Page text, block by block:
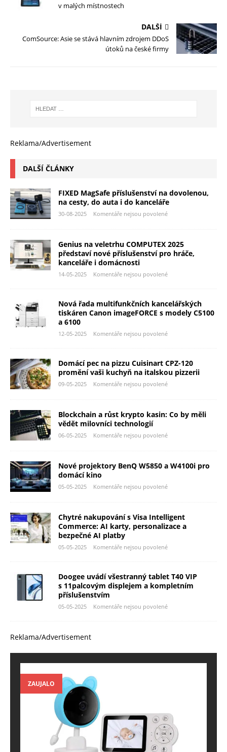
v malých místnostech
DALŠÍ
ComSource: Asie se stává hlavním zdrojem DDoS
útoků na české firmy
Reklama/Advertisement
DALŠÍ ČLÁNKY
FIXED MagSafe příslušenství na dovolenou,
na cesty, do auta i do kanceláře
30-08-2025 Komentáře nejsou povolené
Genius na veletrhu COMPUTEX 2025
představí nové příslušenství pro hráče,
kanceláře i domácnosti
14-05-2025 Komentáře nejsou povolené
Nová řada multifunkčních kancelářských
tiskáren Canon imageFORCE s modely C5100
a 6100
12-05-2025 Komentáře nejsou povolené
Domácí pec na pizzu Cuisinart CPZ-120
promění vaši kuchyň na italskou pizzerii
09-05-2025 Komentáře nejsou povolené
Blockchain a růst krypto kasin: Co by měli
vědět milovníci technologií
06-05-2025 Komentáře nejsou povolené
Nové projektory BenQ W5850 a W4100i pro
domácí kino
05-05-2025 Komentáře nejsou povolené
Chytré nakupování s Visa Intelligent
Commerce: AI karty, personalizace a
bezpečné AI platby
05-05-2025 Komentáře nejsou povolené
Doogee uvádí všestranný tablet T40 VIP
s 11palcovým displejem a kompletním
příslušenstvím
05-05-2025 Komentáře nejsou povolené
Reklama/Advertisement
ZAUJALO